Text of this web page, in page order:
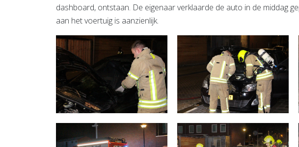
dashboard, ontstaan. De eigenaar verklaarde de auto in de middag
aan het voertuig is aanzienlijk.